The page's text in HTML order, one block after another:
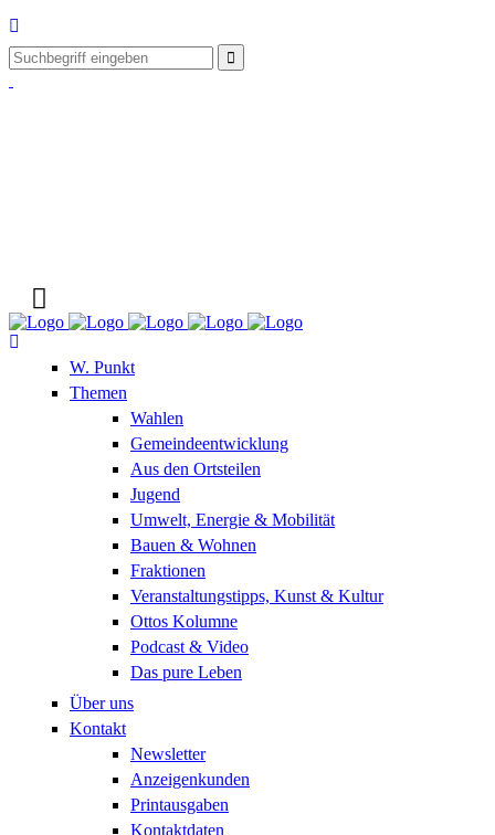
W. Punkt
Themen
Wahlen
Gemeindeentwicklung
Aus den Ortsteilen
Jugend
Umwelt, Energie & Mobilität
Bauen & Wohnen
Fraktionen
Veranstaltungstipps, Kunst & Kultur
Ottos Kolumne
Podcast & Video
Das pure Leben
Über uns
Kontakt
Newsletter
Anzeigenkunden
Printausgaben
Kontaktdaten